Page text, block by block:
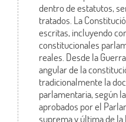
dentro de estatutos,
tratados. La
escritas, incluyendo
constitucionales
reales. Desde la
angular de la
tradicionalmente la
parlamentaria, según
aprobados por el
suprema y última de la